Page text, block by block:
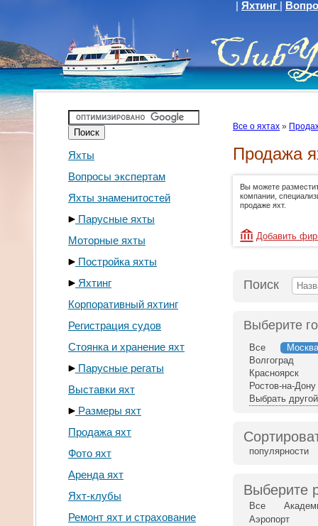
Яхтинг
Яхты
Вопросы экспертам
Яхты знаменитостей
Парусные яхты
Моторные яхты
Постройка яхты
Яхтинг
Корпоративный яхтинг
Регистрация судов
Стоянка и хранение яхт
Парусные регаты
Выставки яхт
Размеры яхт
Продажа яхт
Фото яхт
Аренда яхт
Яхт-клубы
Ремонт яхт и страхование
Все о яхтах »
Продажа
Вы можете
компании,
продаже яхт.
Добавить
Поиск
Выберите
Все Москва
Волгоград
Красноярск
Ростов-на-Дону
Выбрать
популярности
Выберите
Все
Аэропорт